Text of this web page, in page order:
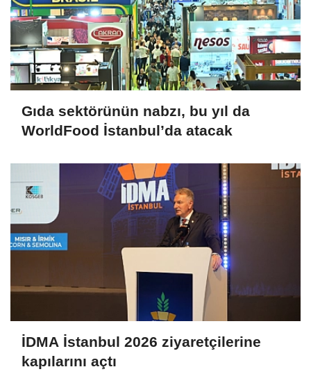
Gıda sektörünün nabzı, bu yıl da
WorldFood İstanbul’da atacak
İDMA İstanbul 2026 ziyaretçilerine
kapılarını açtı